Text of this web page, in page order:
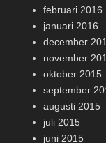
februari 2016
januari 2016
december
november
oktober 2015
september
augusti 2015
juli 2015
juni 2015